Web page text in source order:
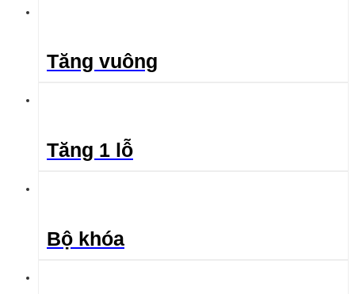
Tăng vuông
Tăng 1 lỗ
Bộ khóa